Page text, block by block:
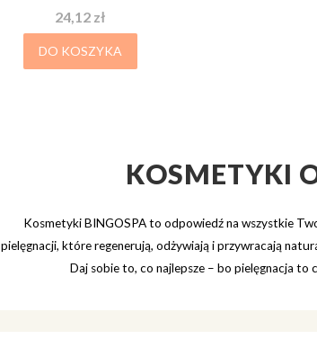
Cena
24,12 zł
DO KOSZYKA
KOSMETYKI
Kosmetyki BINGOSPA to odpowiedź na wszystkie
pielęgnacji, które regenerują, odżywiają i przywracają
Daj sobie to, co najlepsze – bo pielęgnacja to